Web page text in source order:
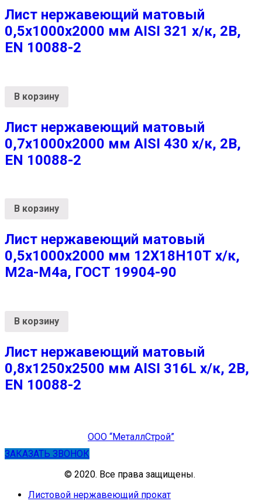
Лист нержавеющий матовый
0,5х1000х2000 мм AISI 321 х/к, 2B,
EN 10088-2
В корзину
Лист нержавеющий матовый
0,7х1000х2000 мм AISI 430 х/к, 2B,
EN 10088-2
В корзину
Лист нержавеющий матовый
0,5х1000х2000 мм 12Х18Н10Т х/к,
М2а-М4а, ГОСТ 19904-90
В корзину
Лист нержавеющий матовый
0,8х1250х2500 мм AISI 316L х/к, 2B,
EN 10088-2
ООО “МеталлСтрой”
ЗАКАЗАТЬ ЗВОНОК
© 2020. Все права защищены.
Листовой нержавеющий прокат